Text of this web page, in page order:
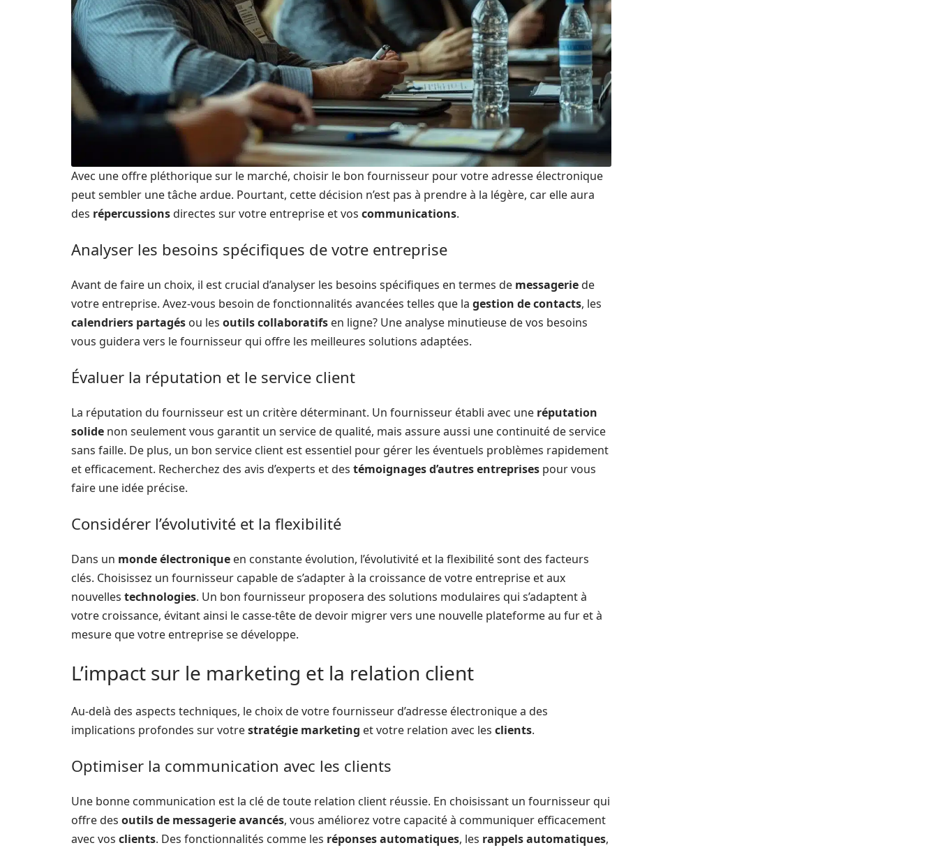
Avec une offre pléthorique sur le marché, choisir le bon fournisseur pour votre adresse électronique
peut sembler une tâche ardue. Pourtant, cette décision n’est pas à prendre à la légère, car elle aura
des répercussionsdirectes sur votre entreprise et vos communications.
Analyser les besoins spécifiques de votre entreprise
Avant de faire un choix, il est crucial d’analyser les besoins spécifiques en termes de messageriede
votre entreprise. Avez-vous besoin de fonctionnalités avancées telles que la gestion de contacts, les
calendriers partagés ou les outils collaboratifs en ligne? Une analyse minutieuse de vos besoins
vous guidera vers le fournisseur qui offre les meilleures solutions adaptées.
Évaluer la réputation et le service client
La réputation du fournisseur est un critère déterminant. Un fournisseur établi avec une réputation
solide non seulement vous garantit un service de qualité, mais assure aussi une continuité de service
sans faille. De plus, un bon service client est essentiel pour gérer les éventuels problèmes rapidement
et efficacement. Recherchez des avis d’experts et des témoignages d’autres entreprises pour vous
faire une idée précise.
Considérer l’évolutivité et la flexibilité
Dans un monde électronique en constante évolution, l’évolutivité et la flexibilité sont des facteurs
clés. Choisissez un fournisseur capable de s’adapter à la croissance de votre entreprise et aux
nouvelles technologies. Un bon fournisseur proposera des solutions modulaires qui s’adaptent à
votre croissance, évitant ainsi le casse-tête de devoir migrer vers une nouvelle plateforme au fur et à
mesure que votre entreprise se développe.
L’impact sur le marketing et la relation client
Au-delà des aspects techniques, le choix de votre fournisseur d’adresse électronique a des
implications profondes sur votrestratégie marketing et votre relation avec les clients.
Optimiser la communication avec les clients
Une bonne communication est la clé de toute relation client réussie. En choisissant un fournisseur qui
offre des outils de messagerie avancés, vous améliorez votre capacité à communiquer efficacement
avec vos clients. Des fonctionnalités comme les réponses automatiques, les rappels automatiques,